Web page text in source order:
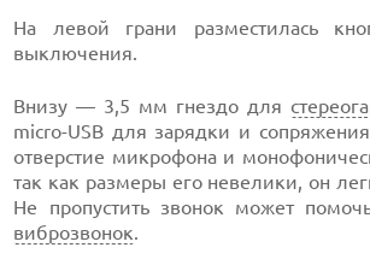
На левой грани разместилась
выключения.
Внизу — 3,5 мм гнездо для
micro-USB для зарядки и
отверстие микрофона и
так как размеры его невелики, он
Не пропустить звонок может
виброзвонок.